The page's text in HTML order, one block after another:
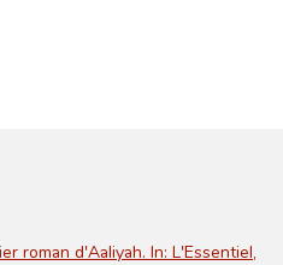
roman d'Aaliyah. In: L'Essentiel,